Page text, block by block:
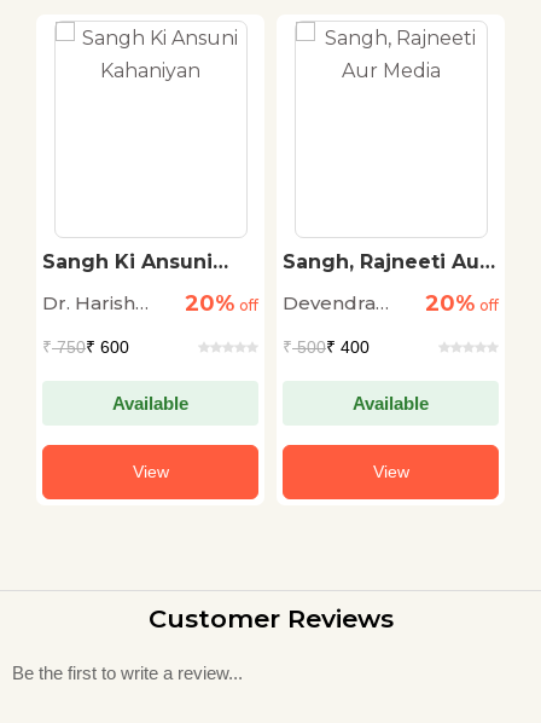
Sangh Ki Ansuni
Dr. Harish
20% off
₹750₹ 600
Available
View
Sangh, Rajneeti Aur
Devendra
20% off
₹500₹ 400
Available
View
Customer Reviews
Be the first to write a review...